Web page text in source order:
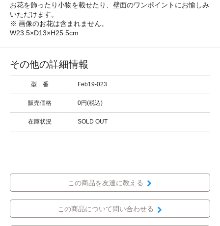
お花を飾ったり小物を載せたり、壁面のワンポイントにお愉しみ
いただけます。
※ 画像のお花は含まれません。
W23.5×D13×H25.5cm
その他の詳細情報
型 番 Feb19-023
販売価格 0円(税込)
在庫状況 SOLD OUT
この商品を友達に教える
この商品について問い合わせる